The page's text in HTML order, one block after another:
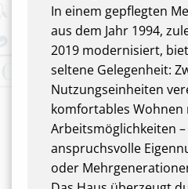
In einem gepflegten
aus dem Jahr 1994,
2019 modernisiert,
seltene Gelegenheit:
Nutzungseinheiten
komfortables Wohnen
Arbeitsmöglichkeiten
anspruchsvolle
oder